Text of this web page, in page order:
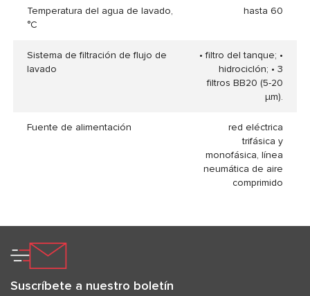
Temperatura del agua de lavado,
°C
hasta 60
Sistema de filtración de flujo de
lavado
• filtro del tanque; •
hidrociclón; • 3
filtros BB20 (5-20
µm).
Fuente de alimentación
red eléctrica
trifásica y
monofásica, línea
neumática de aire
comprimido
Suscríbete a nuestro boletín